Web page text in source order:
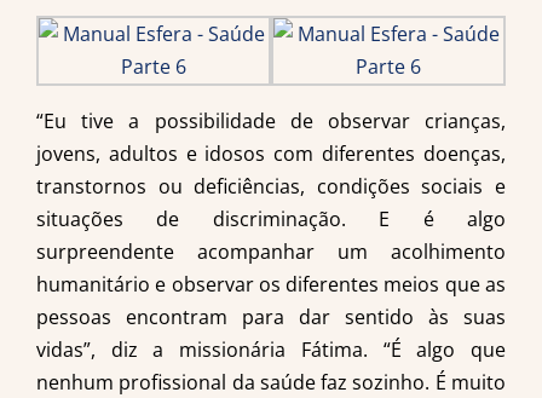
“Eu tive a possibilidade de observar crianças,
jovens, adultos e idosos com diferentes doenças,
transtornos ou deficiências, condições sociais e
situações de discriminação. E é algo
surpreendente acompanhar um acolhimento
humanitário e observar os diferentes meios que as
pessoas encontram para dar sentido às suas
vidas”, diz a missionária Fátima. “É algo que
nenhum profissional da saúde faz sozinho. É muito